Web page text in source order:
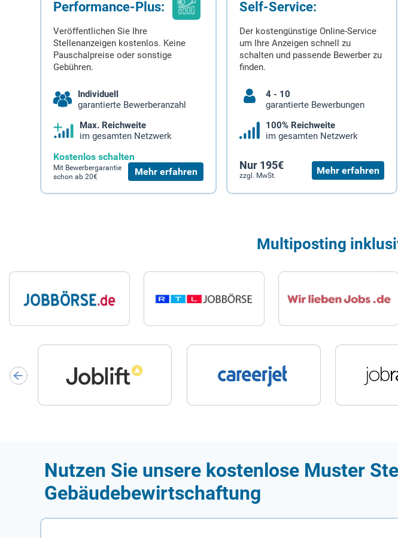
Performance-Plus:
Veröffentlichen Sie Ihre
Stellenanzeigen kostenlos. Keine
Pauschalpreise oder sonstige
Gebühren.
Individuell
garantierte Bewerberanzahl
Max. Reichweite
im gesamten Netzwerk
Kostenlos schalten
Mit Bewerbergarantie
schon ab 20€
Mehr erfahren
Self-Service:
Der kostengünstige Online-Service
um Ihre Anzeigen schnell zu
schalten und passende Bewerber zu
finden.
4 - 10
garantierte Bewerbungen
100% Reichweite
im gesamten Netzwerk
Nur 195€
zzgl. MwSt. Mehr erfahren
Multiposting
Nutzen Sie unsere kostenlose Muster
Gebäudebewirtschaftung